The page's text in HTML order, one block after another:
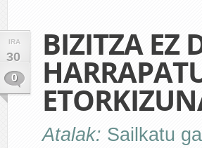
IRA
30
0
BIZITZA EZ
Atalak: Sailkatu